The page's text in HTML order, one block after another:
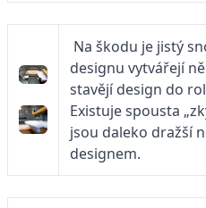
Na škodu je jistý
designu vytvářejí
stavějí design do
Existuje spousta
jsou daleko dražší
designem.